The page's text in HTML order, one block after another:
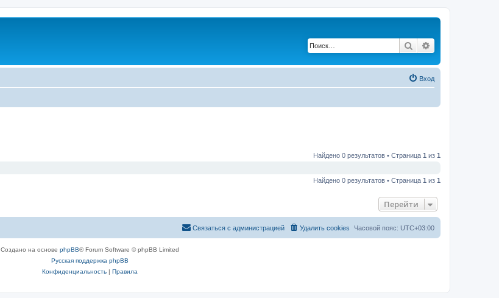
Поиск
Вход
Найдено 0 результатов • Страница 1 из 1
Найдено 0 результатов • Страница 1 из 1
Перейти
Часовой пояс: UTC+03:00
Удалить cookies
Связаться с администрацией
Создано на основе phpBB® Forum Software © phpBB Limited
Русская поддержка phpBB
Конфиденциальность| Правила